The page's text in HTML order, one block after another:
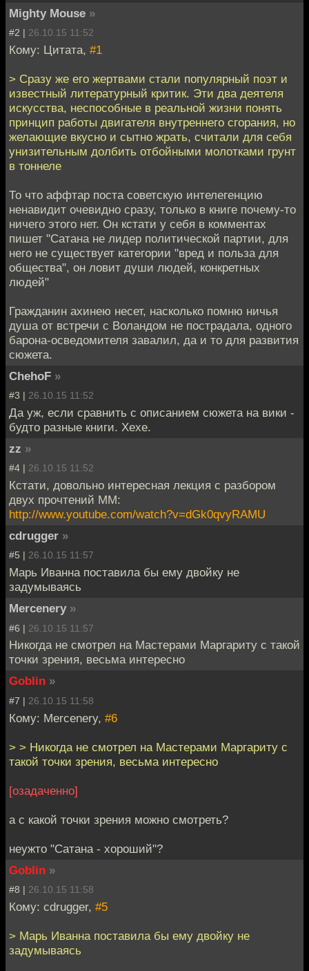
Mighty Mouse »
#2 | 26.10.15 11:52
Кому: Цитата, #1
> Сразу же его жертвами стали популярный поэт и
известный литературный критик. Эти два деятеля
искусства, неспособные в реальной жизни понять
принцип работы двигателя внутреннего сгорания, но
желающие вкусно и сытно жрать, считали для себя
унизительным долбить отбойными молотками грунт
в тоннеле
То что аффтар поста советскую интелегенцию
ненавидит очевидно сразу, только в книге почему-то
ничего этого нет. Он кстати у себя в комментах
пишет "Сатана не лидер политической партии, для
него не существует категории "вред и польза для
общества", он ловит души людей, конкретных
людей"
Гражданин ахинею несет, насколько помню ничья
душа от встречи с Воландом не пострадала, одного
барона-осведомителя завалил, да и то для развития
сюжета.
ChehoF »
#3 | 26.10.15 11:52
Да уж, если сравнить с описанием сюжета на вики -
будто разные книги. Хехе.
zz »
#4 | 26.10.15 11:52
Кстати, довольно интересная лекция с разбором
двух прочтений ММ:
http://www.youtube.com/watch?v=dGk0qvyRAMU
cdrugger »
#5 | 26.10.15 11:57
Марь Иванна поставила бы ему двойку не
задумываясь
Mercenery »
#6 | 26.10.15 11:57
Никогда не смотрел на Мастерами Маргариту с такой
точки зрения, весьма интересно
Goblin »
#7 | 26.10.15 11:58
Кому: Mercenery, #6
> > Никогда не смотрел на Мастерами Маргариту с
такой точки зрения, весьма интересно
[озадаченно]
а с какой точки зрения можно смотреть?
неужто "Сатана - хороший"?
Goblin »
#8 | 26.10.15 11:58
Кому: cdrugger, #5
> Марь Иванна поставила бы ему двойку не
задумываясь